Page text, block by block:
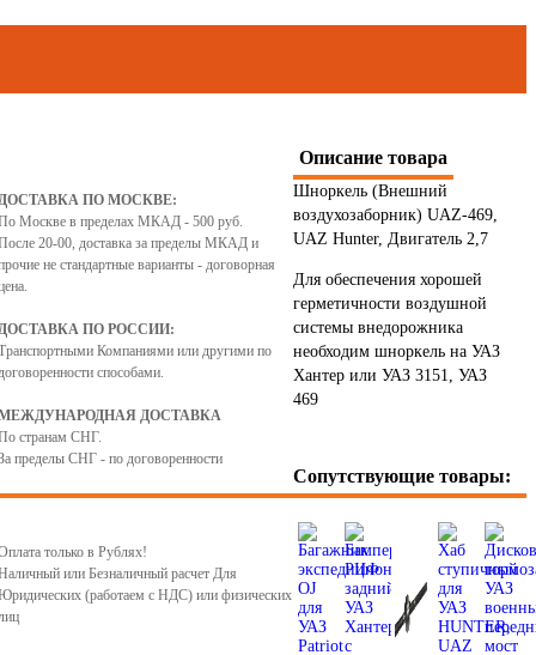
9 10 11 12 14 15 16 17 18
ПО МОСКВЕ:
Москве в пределах МКАД - 500 руб.
20-00, доставка за пределы МКАД и
не стандартные варианты - договорная
ПО РОССИИ:
Компаниями или другими по
способами.
ДОСТАВКА
странам СНГ.
пределы СНГ - по договоренности
только в Рублях!
или Безналичный расчет Для
(работаем с НДС) или физических
Описание товара
Шноркель (Внешний
воздухозаборник) UAZ-469,
UAZ Hunter, Двигатель 2,7
Для обеспечения хорошей
герметичности воздушной
системы внедорожника
необходим шноркель на УАЗ
Хантер или УАЗ 3151, УАЗ
469
Сопутствующие товары: